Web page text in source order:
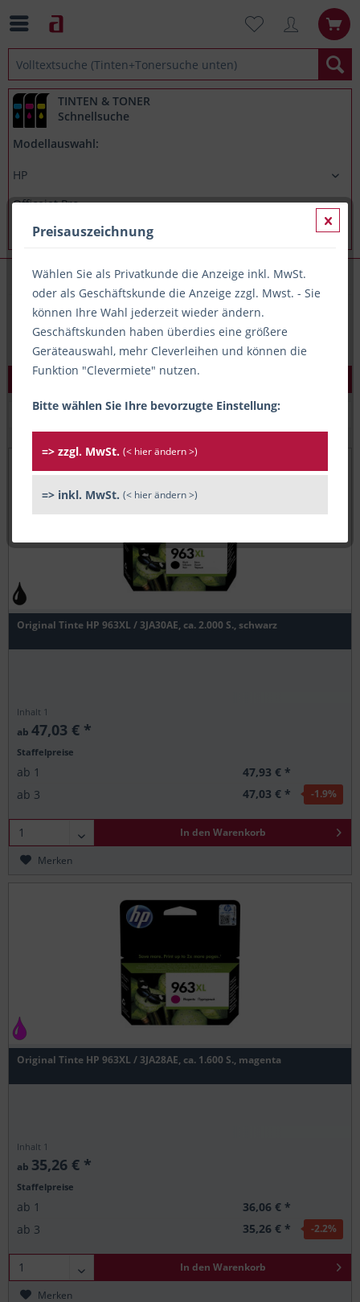
TINTEN & TONER
Schnellsuche
Modellauswahl:
HP Officejet Pro 9014e
Alle Artikel zu HP Officejet Pro 9014e
Basis-Filter
Original Tinte HP 963XL / 3JA30AE, ca. 2.000 S., schwarz
Inhalt 1
ab47,03 € *
Staffelpreise
ab 1
47,93 € *
ab 3 47,03 € * -1.9%
In den Warenkorb
Merken
Original Tinte HP 963XL / 3JA28AE, ca. 1.600 S., magenta
Inhalt 1
ab 35,26 € *
Staffelpreise
ab 1
36,06 € *
ab 3 35,26 € * -2.2%
In den Warenkorb
Merken
Preisauszeichnung
Wählen Sie als Privatkunde die Anzeige inkl. MwSt.
oder als Geschäftskunde die Anzeige zzgl. Mwst. - Sie
können Ihre Wahl jederzeit wieder ändern.
Geschäftskunden haben überdies eine größere
Geräteauswahl, mehr Cleverleihen und können die
Funktion "Clevermiete" nutzen.
Bitte wählen Sie Ihre bevorzugte Einstellung:
=> zzgl. MwSt. (< hier ändern >)
=> inkl. MwSt. (< hier ändern >)